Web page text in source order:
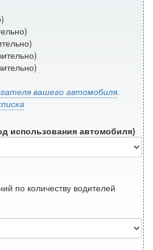
вашего автомобиля.
использования автомобиля)
по количеству водителей